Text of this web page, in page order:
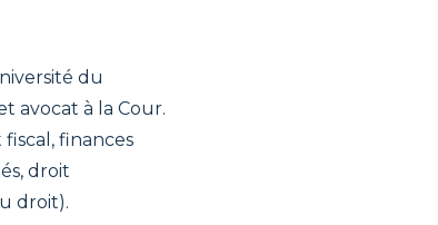
du
avocat à la Cour.
finances
droit
droit).